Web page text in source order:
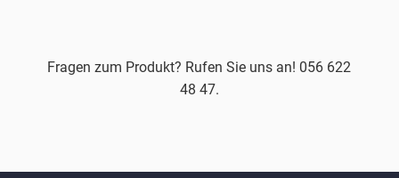
Fragen zum Produkt? Rufen Sie uns an! 056 622
48 47.